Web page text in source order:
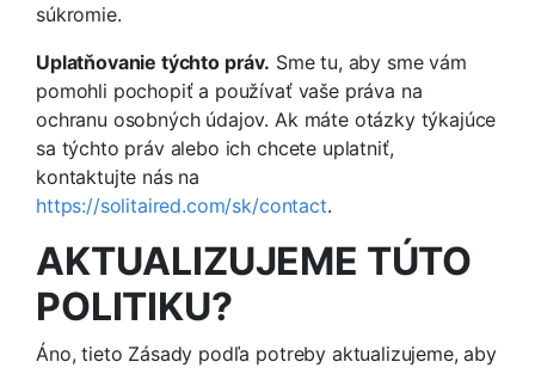
súkromie.
Uplatňovanie týchto práv. Sme tu, aby sme vám
pomohli pochopiť a používať vaše práva na
ochranu osobných údajov. Ak máte otázky týkajúce
sa týchto práv alebo ich chcete uplatniť,
kontaktujte nás na
https://solitaired.com/sk/contact.
AKTUALIZUJEME TÚTO
POLITIKU?
Áno, tieto Zásady podľa potreby aktualizujeme, aby